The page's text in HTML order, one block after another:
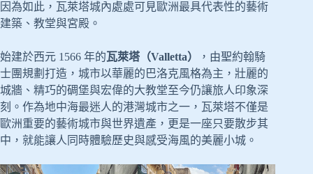
因為如此，瓦萊塔城內處處可見歐洲最具代表性的藝術
建築、教堂與宮殿。
始建於西元 1566 年的瓦萊塔（Valletta）
，由聖約翰騎
士團規劃打造，城市以華麗的巴洛克風格為主，壯麗的
城牆、精巧的碉堡與宏偉的大教堂至今仍讓旅人印象深
刻。作為地中海最迷人的港灣城市之一，瓦萊塔不僅是
歐洲重要的藝術城市與世界遺產，更是一座只要散步其
中，就能讓人同時體驗歷史與感受海風的美麗小城。